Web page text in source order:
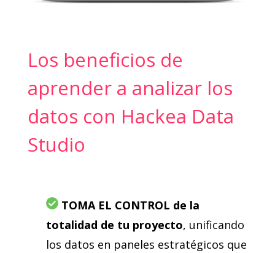
Los beneficios de
aprender a analizar los
datos con Hackea Data
Studio
TOMA EL CONTROL de la
totalidad de tu proyecto, unificando
los datos en paneles estratégicos que